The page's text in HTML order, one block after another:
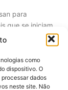
como
dispositivo. O
dados
neste site. Não
para
que se iniciam
o mês de
da assembleia